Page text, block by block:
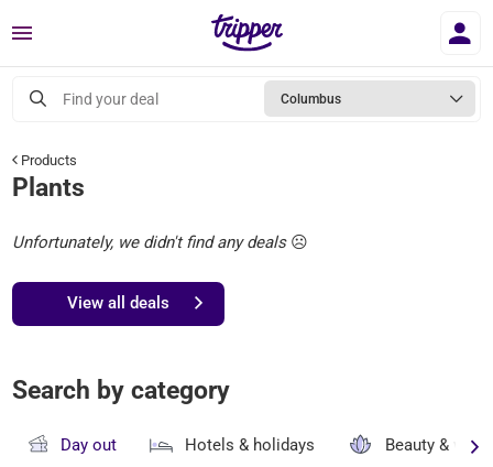
Menu
Find your deal Columbus
Products
Plants
Unfortunately, we didn't find any deals☹️
View all deals
Search by category
Day out Hotels & holidays Beauty &